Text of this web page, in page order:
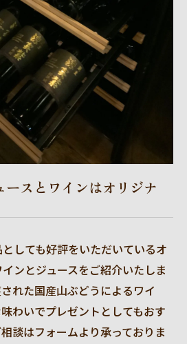
ースとワインはオリジナ
しても好評をいただいているオ
ンとジュースをご紹介いたしま
れた国産山ぶどうによるワイ
わいでプレゼントとしてもおす
談はフォームより承っておりま